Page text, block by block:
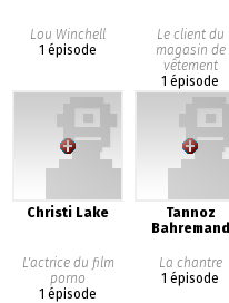
Lou Winchell
1 épisode
Le client du
magasin de
vêtement
1 épisode
Christi Lake
L'actrice du film
porno
1 épisode
Tannoz
Bahremand
La chantre
1 épisode